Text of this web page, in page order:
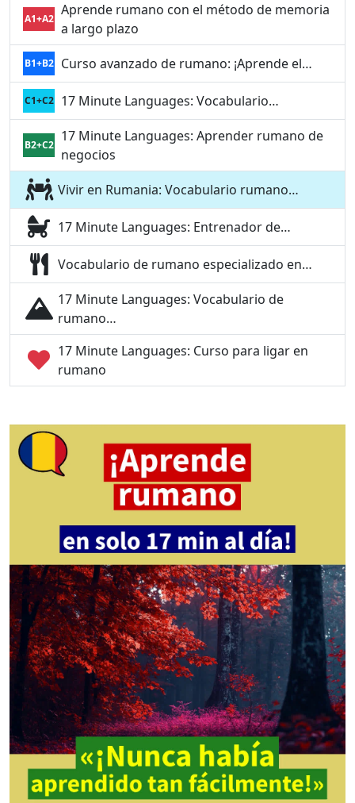
A1+A2
Aprende rumano con el método de memoria
a largo plazo
B1+B2 Curso avanzado de rumano: ¡Aprende el…
C1+C2 17 Minute Languages: Vocabulario…
B2+C2
17 Minute Languages: Aprender rumano de
negocios
Vivir en Rumania: Vocabulario rumano…
17 Minute Languages: Entrenador de…
Vocabulario de rumano especializado en…
17 Minute Languages: Vocabulario de
rumano…
17 Minute Languages: Curso para ligar en
rumano